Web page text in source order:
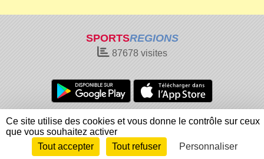
SPORTSREGIONS
87678visites
Charte cookies
Gestion des cookies
Informations légales
Signaler un contenu inapproprié
Envie de participer ?
Connexion
Ce site utilise des cookies et vous donne le contrôle sur ceux
que vous souhaitez activer
Tout accepter
Tout refuser Personnaliser